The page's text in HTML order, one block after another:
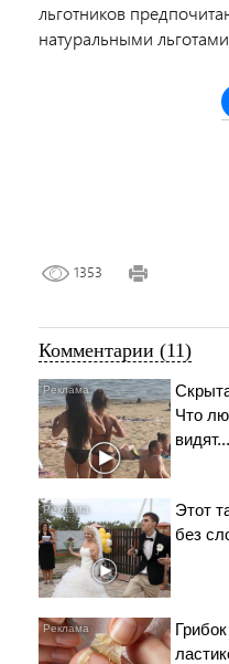
льготников
натуральными
1353
Комментарии (11)
Что
видят...
Этот
без